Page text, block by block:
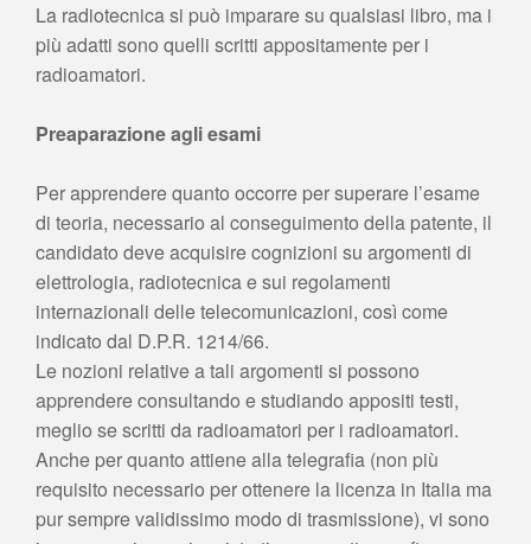
La radiotecnica si può imparare su qualsiasi libro, ma i
più adatti sono quelli scritti appositamente per i
radioamatori.
Preaparazione agli esami
Per apprendere quanto occorre per superare l’esame
di teoria, necessario al conseguimento della patente, il
candidato deve acquisire cognizioni su argomenti di
elettrologia, radiotecnica e sui regolamenti
internazionali delle telecomunicazioni, così come
indicato dal D.P.R. 1214/66.
Le nozioni relative a tali argomenti si possono
apprendere consultando e studiando appositi testi,
meglio se scritti da radioamatori per i radioamatori.
Anche per quanto attiene alla telegrafia (non più
requisito necessario per ottenere la licenza in Italia ma
pur sempre validissimo modo di trasmissione), vi sono